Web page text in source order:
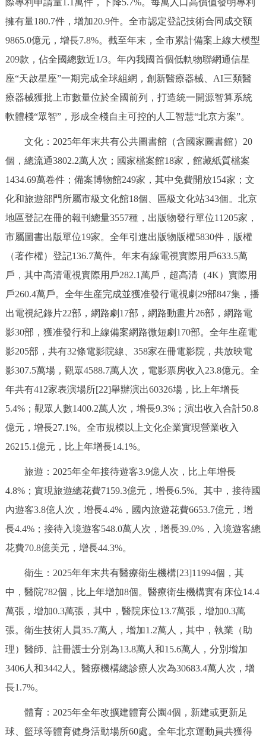
走進北京
北京概況
多語種
ENGLISH 한국어 日本語
DEUTSCH FRANÇAIS РУССКИЙ ЯЗЫК
ESPAÑOL العربية PORTUGUÊS
ITALIANO
回到頂部
際專利申請量1.1萬件，下降5.7%。每萬人口高價值發明專利
擁有量180.7件，增加20.9件。全市認定登記技術合同成交額
9865.0億元，增長7.8%。截至年末，全市累計備案上線大模型
209款，佔全國總數近1/3。年內我國首個低軌物聯網通信星
座“天啟星座”一期完成全球組網，創新醫療器械、AI三類醫
療器械獲批上市數量位於全國前列，打造統一開源智算系統
軟體棧“眾智”，形成全棧自主可控的人工智慧“北京方案”。
文化：2025年年末共有公共圖書館（含國家圖書館）20
個，總流通3802.2萬人次；國家檔案館18家，館藏紙質檔案
1434.69萬卷件；備案博物館249家，其中免費開放154家；文
化和旅遊部門所屬市級文化館18個、區級文化站343個。北京
地區登記在冊的報刊總量3557種，出版物發行單位11205家，
市屬圖書出版單位19家。全年引進出版物版權5830件，版權
（著作權）登記136.7萬件。年末有線電視實際用戶633.5萬
戶，其中高清電視實際用戶282.1萬戶，超高清（4K）實際用
戶260.4萬戶。全年生産完成並獲准發行電視劇29部847集，播
出電視紀錄片22部，網路劇17部，網路動畫片26部，網路電
影30部，獲准發行和上線備案網路微短劇170部。全年生産電
影205部，共有32條電影院線、358家在冊電影院，共放映電
影307.5萬場，觀眾4588.7萬人次，電影票房收入23.8億元。全
年共有412家表演場所[22]舉辦演出60326場，比上年增長
5.4%；觀眾人數1400.2萬人次，增長9.3%；演出收入合計50.8
億元，增長27.1%。全市規模以上文化企業實現營業收入
26215.1億元，比上年增長14.1%。
旅遊：2025年全年接待遊客3.9億人次，比上年增長
4.8%；實現旅遊總花費7159.3億元，增長6.5%。其中，接待國
內遊客3.8億人次，增長4.4%，國內旅遊花費6653.7億元，增
長4.4%；接待入境遊客548.0萬人次，增長39.0%，入境遊客總
花費70.8億美元，增長44.3%。
衛生：2025年年末共有醫療衛生機構[23]11994個，其
中，醫院782個，比上年增加8個。醫療衛生機構實有床位14.4
萬張，增加0.3萬張，其中，醫院床位13.7萬張，增加0.3萬
張。衛生技術人員35.7萬人，增加1.2萬人，其中，執業（助
理）醫師、註冊護士分別為13.8萬人和15.6萬人，分別增加
3406人和3442人。醫療機構總診療人次為30683.4萬人次，增
長1.7%。
體育：2025年全年改擴建體育公園4個，新建或更新足
球、籃球等體育健身活動場所60處。全年北京運動員共獲得